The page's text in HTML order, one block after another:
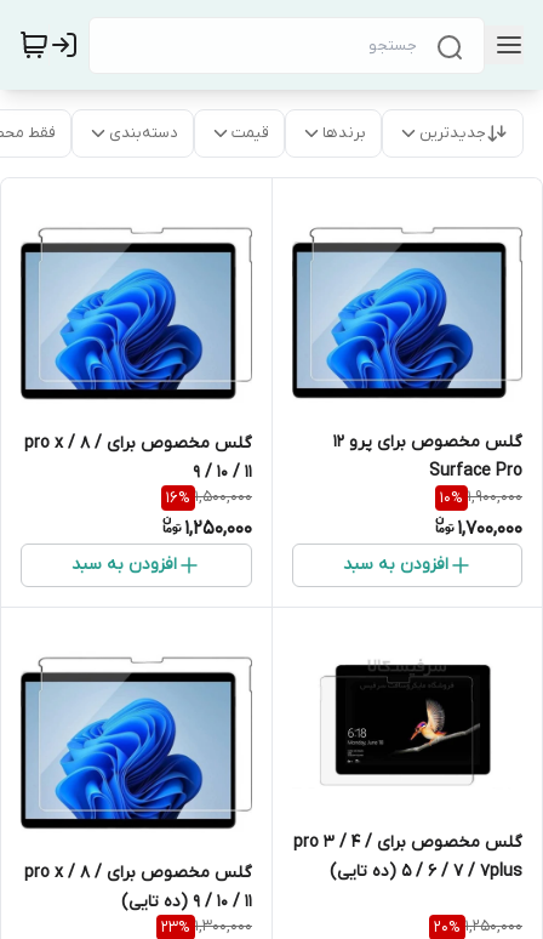
جدیدترین برندها قیمت دسته‌بندی فقط
گلس مخصوص برای پرو 12
Surface Pro
1,900,000
10%
1,700,000
افزودن به سبد
گلس مخصوص برای pro x / 8 /
9 / 10 / 11
1,500,000
16%
1,250,000
افزودن به سبد
گلس مخصوص برای pro 3 / 4 /
5 / 6 / 7 / 7plus (ده تایی)
1,250,000
20%
گلس مخصوص برای pro x / 8 /
9 / 10 / 11 (ده تایی)
1,300,000
23%